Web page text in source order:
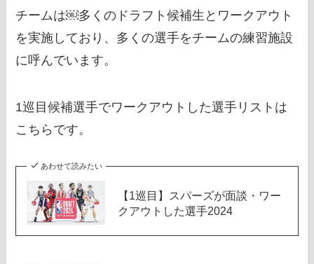
チームは￼多くのドラフト候補生とワークアウト
を実施しており、多くの選手をチームの練習施設
に呼んでいます。
1巡目候補選手でワークアウトした選手リストは
こちらです。
あわせて読みたい
【1巡目】スパーズが面談・ワー
クアウトした選手2024